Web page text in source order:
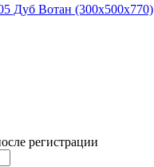
Дуб Вотан (300х500х770)
регистрации